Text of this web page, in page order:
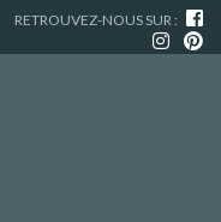
RETROUVEZ-NOUS SUR :